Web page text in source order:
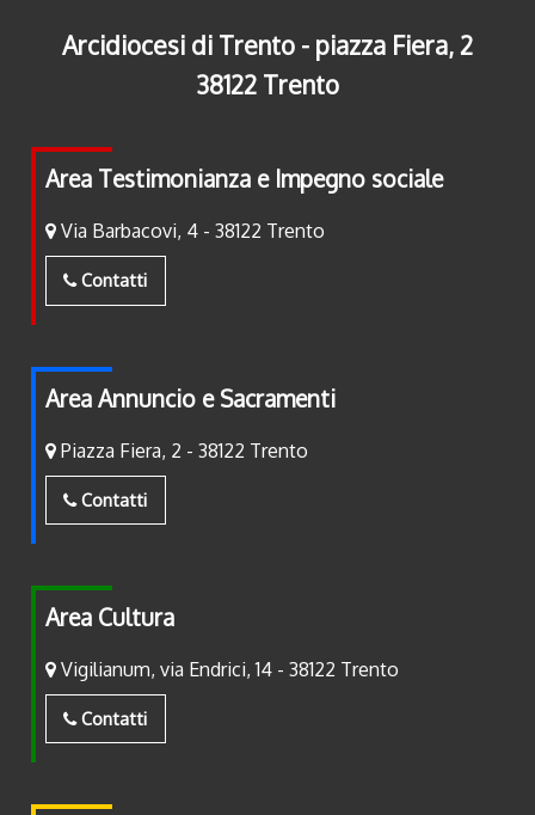
Arcidiocesi di Trento - piazza Fiera, 2
38122 Trento
Area Testimonianza e Impegno sociale
Via Barbacovi, 4 - 38122 Trento
Contatti
Area Annuncio e Sacramenti
Piazza Fiera, 2 - 38122 Trento
Contatti
Area Cultura
Vigilianum, via Endrici, 14 - 38122 Trento
Contatti